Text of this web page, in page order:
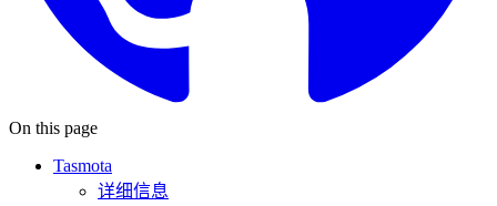
On this page
Tasmota
详细信息